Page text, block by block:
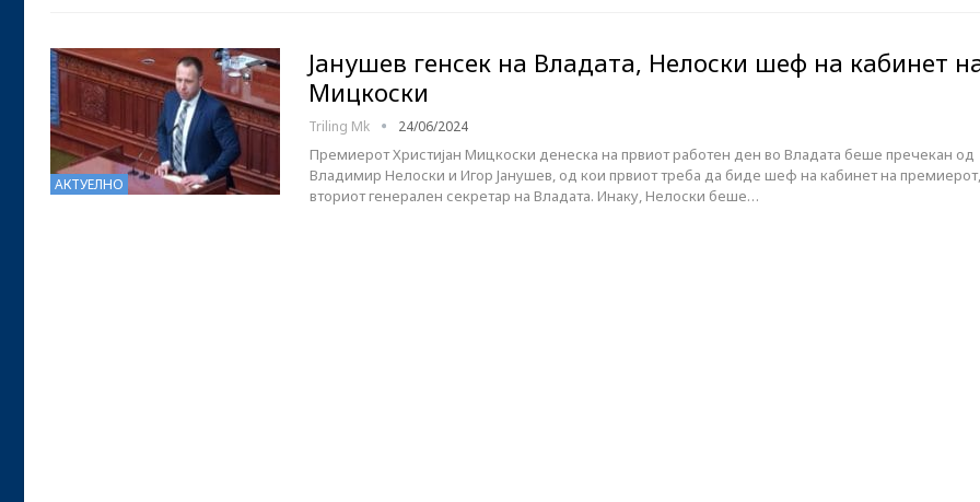
АКТУЕЛНО
Јанушев генсек на Владата, Нелоски шеф на кабинет
Мицкоски
Triling Mk 24/06/2024
Премиерот Христијан Мицкоски денеска на првиот работен ден во Владата беше пречекан од
Владимир Нелоски и Игор Јанушев, од кои првиот треба да биде шеф на кабинет на
вториот генерален секретар на Владата. Инаку, Нелоски беше…